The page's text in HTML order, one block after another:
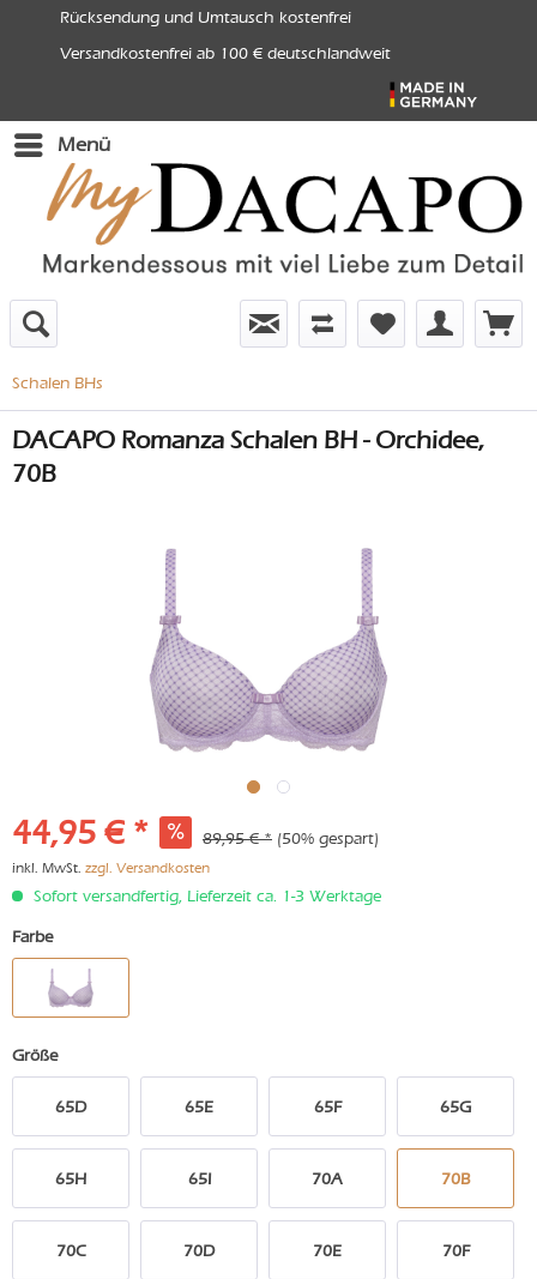
Rücksendung und Umtausch kostenfrei
Versandkostenfrei ab 100 € deutschlandweit
Menü
Schalen BHs
DACAPO Romanza Schalen BH - Orchidee,
70B
44,95 € * 89,95 € * (50% gespart)
inkl. MwSt. zzgl. Versandkosten
Sofort versandfertig, Lieferzeit ca. 1-3 Werktage
Farbe
Größe
65D 65E 65F 65G
65H 65I 70A 70B
70C 70D 70E 70F